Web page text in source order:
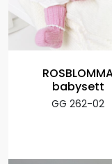
babysett
GG 262-02